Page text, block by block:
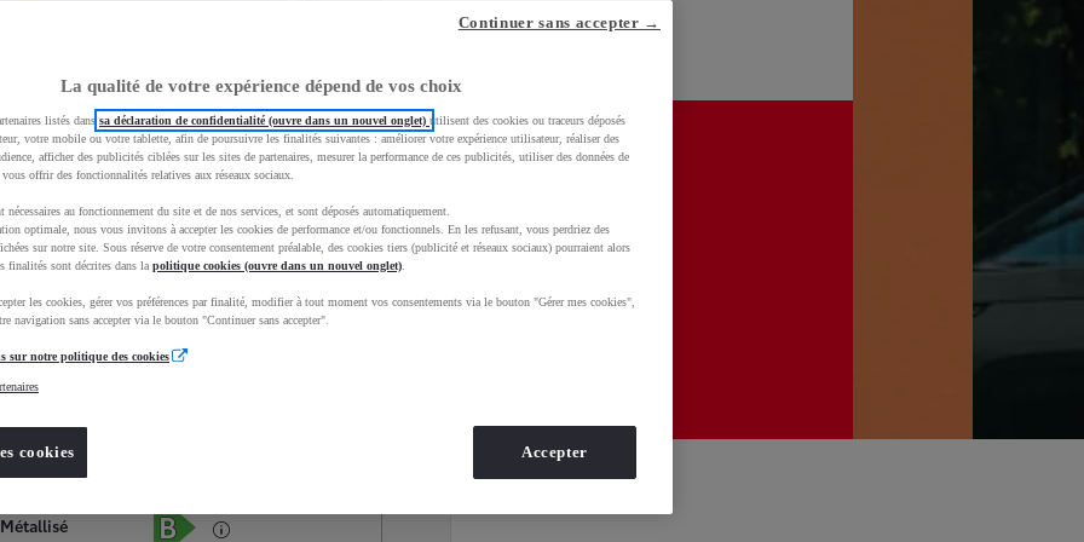
Services Concession
Occasions
La qualité de votre expérience dépend de vos choix
listés dans sa déclaration de confidentialité (ouvre dans un nouvel onglet) utilisent des cookies ou traceurs déposés
votre mobile ou votre tablette, afin de poursuivre les finalités suivantes : améliorer votre expérience utilisateur, réaliser des
afficher des publicités ciblées sur les sites de partenaires, mesurer la performance de ces publicités, utiliser des données de
offrir des fonctionnalités relatives aux réseaux sociaux.
nécessaires au fonctionnement du site et de nos services, et sont déposés automatiquement.
optimale, nous vous invitons à accepter les cookies de performance et/ou fonctionnels. En les refusant, vous perdriez des
sur notre site. Sous réserve de votre consentement préalable, des cookies tiers (publicité et réseaux sociaux) pourraient alors
finalités sont décrites dans la politique cookies (ouvre dans un nouvel onglet)
les cookies, gérer vos préférences par finalité, modifier à tout moment vos consentements via le bouton "Gérer mes cookies",
navigation sans accepter via le bouton "Continuer sans accepter".
sur notre politique des cookies
cookies
Continuer sans accepter →
Accepter